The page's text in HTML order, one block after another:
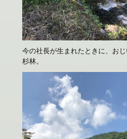
今の社長が生まれたときに、お
杉林。